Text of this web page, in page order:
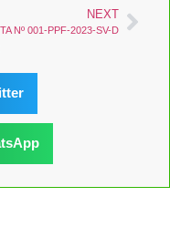
NEXT
Nº 001-PPF-2023-SV-D